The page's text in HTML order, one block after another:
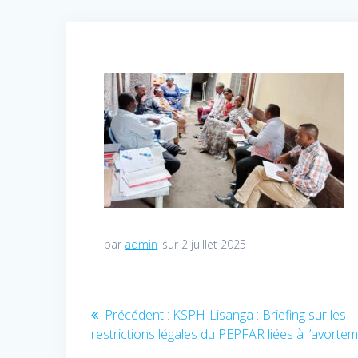
par admin sur 2 juillet 2025
Navigation
de
Précédent : Article
précédent
KSPH-Lisanga : Briefing sur les
restrictions légales du PEPFAR liées à